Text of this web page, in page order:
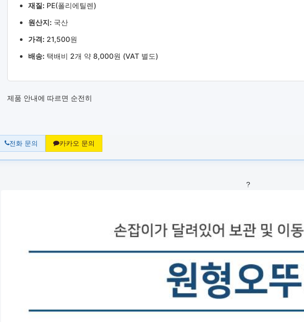
재질:PE(폴리에틸렌)
원산지:국산
가격:21,500원
배송:택배비 2개 약 8,000원 (VAT 별도)
제품 안내에 따르면 순전히
전화 문의 카카오 문의
?